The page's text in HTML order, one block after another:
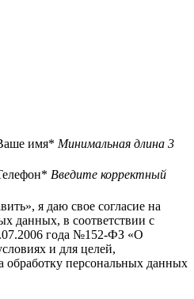
имя* Минимальная длина 3
Введите корректный
я даю свое согласие на
данных, в соответствии с
года №152-ФЗ «О
и для целей,
обработку персональных данных